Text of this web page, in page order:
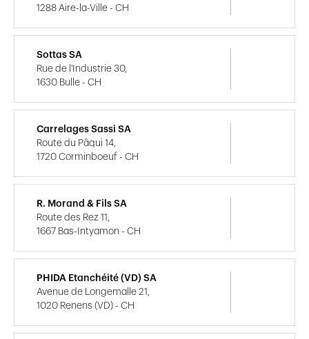
1288 Aire-la-Ville - CH
Sottas SA
Rue de l'Industrie 30,
1630 Bulle - CH
Carrelages Sassi SA
Route du Pâqui 14,
1720 Corminboeuf - CH
R. Morand & Fils SA
Route des Rez 11,
1667 Bas-Intyamon - CH
PHIDA Etanchéité (VD) SA
Avenue de Longemalle 21,
1020 Renens (VD) - CH